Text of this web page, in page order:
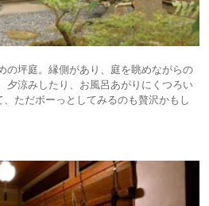
の坪庭。縁側があり、庭を眺めながらの
夕涼みしたり、お風呂あがりにくつろい
ただボーっとしてみるのも贅沢かもし